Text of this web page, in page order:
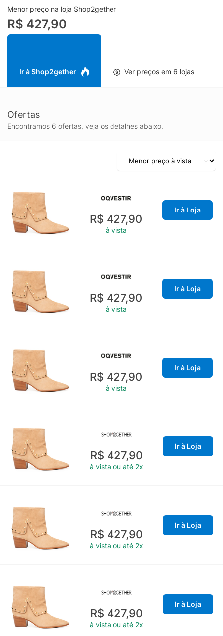
em altas temperaturas.Material: SuedeCor: BegeMarca: Schutz
Menor preço na loja Shop2gether
R$ 427,90
Ir à Shop2gether Ver preços em 6 lojas
Ofertas
Encontramos 6 ofertas, veja os detalhes abaixo.
R$ 427,90
à vista
Ir à Loja
R$ 427,90
à vista
Ir à Loja
R$ 427,90
à vista
Ir à Loja
R$ 427,90
à vista ou até 2x
Ir à Loja
R$ 427,90
à vista ou até 2x
Ir à Loja
R$ 427,90
à vista ou até 2x
Ir à Loja